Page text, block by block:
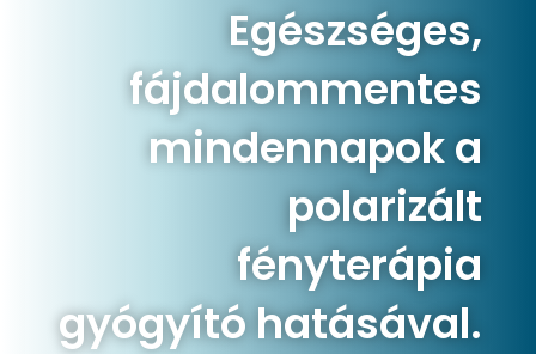
Egészséges,
fájdalommentes
mindennapok a
polarizált
fényterápia
gyógyító hatásával.